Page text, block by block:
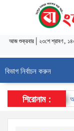
আজশুক্রবার ২৩শে শ্রাবণ,
বিভাগ নির্বাচন করুন
শিরোনাম :